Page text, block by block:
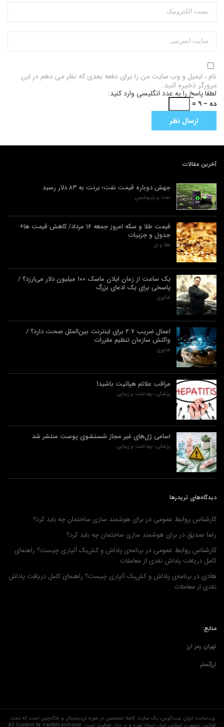
نام ، ایمیل و وب سایت من را برای دفعه بعدی که نظر می دهم در این
مرورگر ذخیره کنید.
لطفا پاسخ را به عدد انگلیسی وارد کنید:
ده − ۹ =
آخرین مقالات
جهش دوباره قیمت نفت؛ برنت به ۸۳ دلار رسید
نفت و پتروشیمی
قیمت طلا و سکه امروز جمعه ۱۶ مرداد/ کاهش قیمت ها+
جدول و جزییات
طلا و ارز
یک ساعت از زمان ایلان ماسک ۱۰۰ میلیون دلار می‌ارزد؟ /
پاسخی برای یک ادعای بزرگ
فناوری
اعمال ضریب ۲.۷ برای اینترنت بین‌الملل صحت دارد؟ /
واکنش سازمان تنظیم مقررات
فناوری
مراقب علائم هپاتیت باشید!
پزشکی، بهداشت و زیبایی
اسامی ژل‌های غیر مجاز شستشوی پوست منتشر شد
پزشکی، بهداشت و زیبایی
دیدگاه‌های تریدرها
کارشناس روابط عمومی در برای هوشمند سازی ساختمان چه باید کرد؟
رضا صدیق در برای هوشمند سازی ساختمان چه باید کرد؟
کارشناس روابط عمومی در برنامه‌ی پاداش و کش‌بک آلپاری چیست؟ راهنمای
کامل دریافت پاداش نقدی از معاملات
هادی در برنامه‌ی پاداش و کش‌بک آلپاری چیست؟ راهنمای کامل دریافت پاداش
نقدی از معاملات
منابع:
تهران رمز ارز
ارزگستر
وب‌سایت ایران بیت‌کوین، یک سایت کاملا تخصصی در حوزه ارزدیجیتال و بلاک‌چین است که تحت
قوانین جمهوری اسلامی ایران ایجاد شده و در حال فعالیت است. All Content by iranbitcoinhome